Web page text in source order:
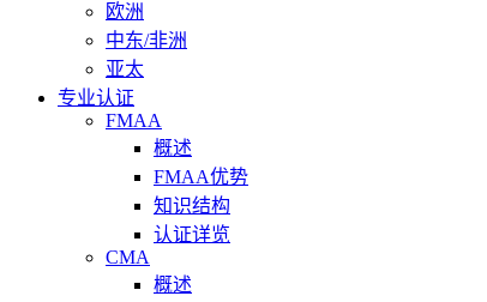
欧洲
中东/非洲
亚太
专业认证
FMAA
概述
FMAA优势
知识结构
认证详览
CMA
概述